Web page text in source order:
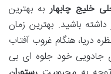
خلیج چابهاربه بهترین
باشید. بهترین زمان
دریا، هنگام غروب آفتاب
جادویی خود جلوه ای بی